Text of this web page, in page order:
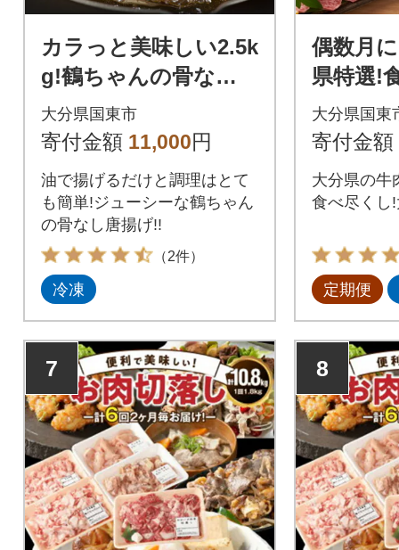
カラっと美味しい2.5k
g!鶴ちゃんの骨なし
唐揚げ_0082N
大分県国東市
寄付金額 11,000円
油で揚げるだけと調理はとて
も簡単!ジューシーな鶴ちゃん
の骨なし唐揚げ!!
（2件）
冷凍
偶数月
県特選!
ット定
_2137R
大分県国東
寄付金額
大分県の牛
食べ尽くし
定期便
7 8